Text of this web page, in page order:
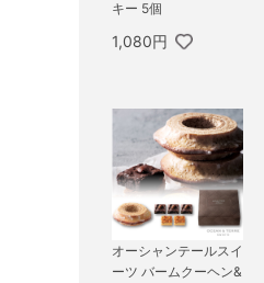
キー 5個
1,080円
オーシャンテールスイ
ーツ バームクーヘン&